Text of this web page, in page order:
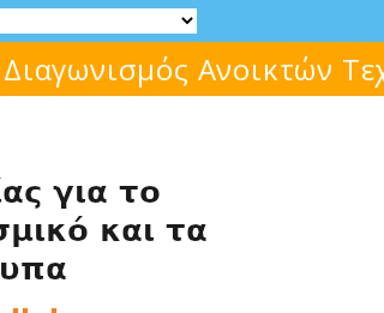
Ανοικτών